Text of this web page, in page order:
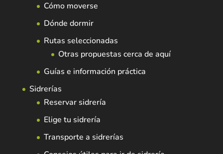
Cómo moverse
Dónde dormir
Rutas seleccionadas
Otras propuestas cerca de aquí
Guías e información práctica
Sidrerías
Reservar sidrería
Elige tu sidrería
Transporte a sidrerías